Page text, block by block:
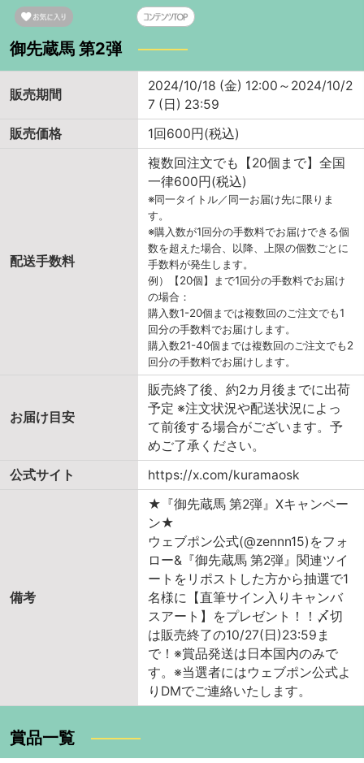
御先蔵馬 第2弾
販売期間
2024/10/18 (金) 12:00～2024/10/2
7 (日) 23:59
販売価格
1回600円(税込)
配送手数料
複数回注文でも【20個まで】全国
一律600円(税込)
※同一タイトル／同一お届け先に限りま
す。
※購入数が1回分の手数料でお届けできる個
数を超えた場合、以降、上限の個数ごとに
手数料が発生します。
例）【20個】まで1回分の手数料でお届け
の場合：
購入数1-20個までは複数回のご注文でも1
回分の手数料でお届けします。
購入数21-40個までは複数回のご注文でも2
回分の手数料でお届けします。
お届け目安
販売終了後、約2カ月後までに出荷
予定 ※注文状況や配送状況によっ
て前後する場合がございます。予
めご了承ください。
公式サイト
https://x.com/kuramaosk
備考
★『御先蔵馬 第2弾』Xキャンペー
ン★
ウェブポン公式(@zennn15)をフォ
ロー&『御先蔵馬 第2弾』関連ツイ
ートをリポストした方から抽選で1
名様に【直筆サイン入りキャンバ
スアート】をプレゼント！！〆切
は販売終了の10/27(日)23:59ま
で！※賞品発送は日本国内のみで
す。※当選者にはウェブポン公式よ
りDMでご連絡いたします。
賞品一覧